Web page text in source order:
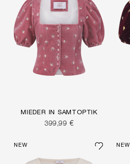
MIEDER IN SAMTOPTIK
399,99 €
NEW NEW